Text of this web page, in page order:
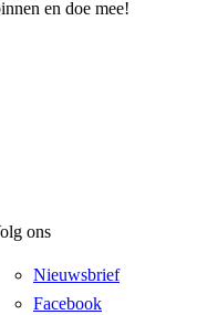
en doe mee!
ons
Nieuwsbrief
Facebook